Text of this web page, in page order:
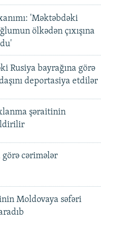
'Məktəbdəki
ölkədən çıxışına
Rusiya bayrağına görə
deportasiya etdilər
şəraitinin
görə cərimələr
Moldovaya səfəri